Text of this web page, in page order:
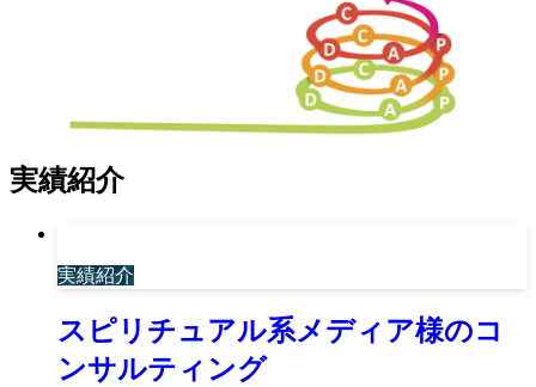
実績紹介
実績紹介
スピリチュアル系メディア様のコ
ンサルティング